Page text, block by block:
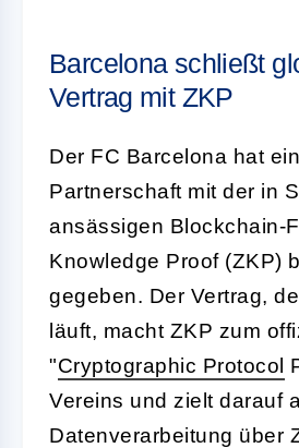
Barcelona schließt
Vertrag mit ZKP
Der FC Barcelona hat
Partnerschaft mit der in
ansässigen Blockchain-
Knowledge Proof (ZKP)
gegeben. Der Vertrag,
läuft, macht ZKP zum
"Cryptographic Protocol
Vereins und zielt darauf
Datenverarbeitung über